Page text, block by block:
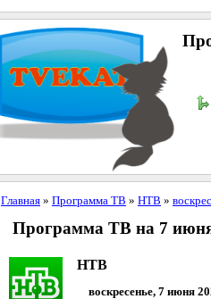
Главная» Программа ТВ » НТВ »
Программа ТВ на 7
НТВ
воскресенье, 7 июня